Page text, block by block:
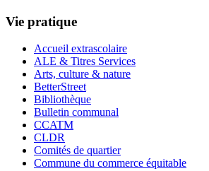
Vie pratique
Accueil extrascolaire
ALE & Titres Services
Arts, culture & nature
BetterStreet
Bibliothèque
Bulletin communal
CCATM
CLDR
Comités de quartier
Commune du commerce équitable